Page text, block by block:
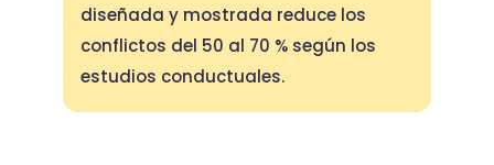
diseñada y mostrada reduce los
conflictos del 50 al 70 % según los
estudios conductuales.